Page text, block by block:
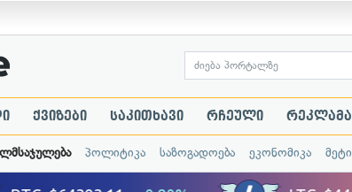
ქვიზები საკითხავი რჩეული რეკლამა
პოლიტიკა საზოგადოება ეკონომიკა მეტი